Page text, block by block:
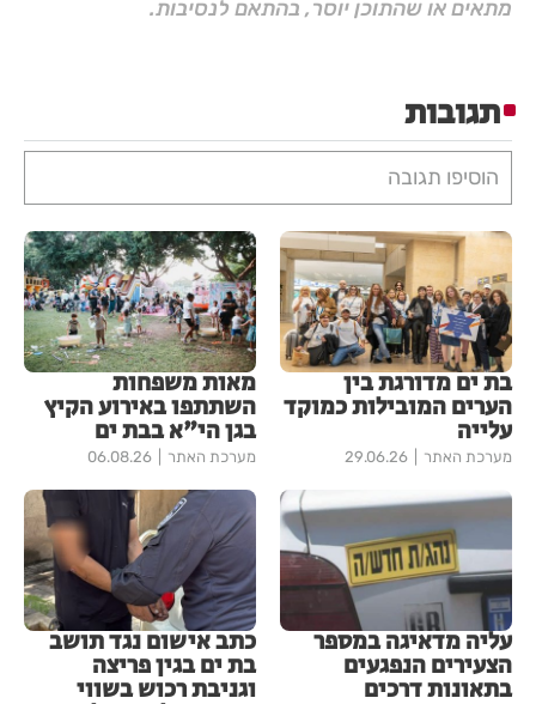
מתאים או שהתוכן יוסר, בהתאם לנסיבות.
תגובות
הוסיפו תגובה
בת ים מדורגת בין
הערים המובילות כמוקד
עלייה
מערכת האתר 29.06.26
מאות משפחות
השתתפו באירוע הקיץ
בגן הי"א בבת ים
מערכת האתר 06.08.26
עליה מדאיגה במספר
הצעירים הנפגעים
בתאונות דרכים
כתב אישום נגד תושב
בת ים בגין פריצה
וגניבת רכוש בשווי